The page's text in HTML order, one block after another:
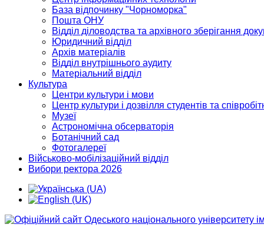
База відпочинку "Чорноморка"
Пошта ОНУ
Відділ діловодства та архівного зберігання
Юридичний відділ
Архів матеріалів
Відділ внутрішнього аудиту
Матеріальний відділ
Культура
Центри культури і мови
Центр культури і дозвілля студентів та
Музеї
Астрономічна обсерваторія
Ботанічний сад
Фотогалереї
Військово-мобілізаційний відділ
Вибори ректора 2026